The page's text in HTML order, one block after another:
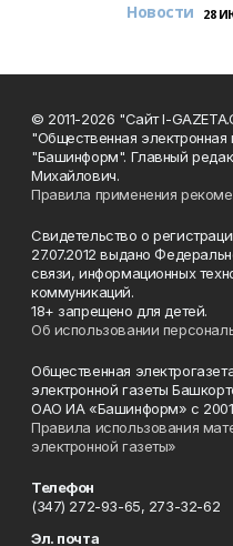
Новости 28
© 2011-2026 "Сайт I-
"Общественная
"Башинформ". Главный
Михайлович.
Правила применения
Свидетельство о
27.07.2012 выдано
связи, информационных
коммуникаций.
18+ запрещено для детей.
Об использовании
Общественная
электронной газеты
ОАО ИА «Башинформ» с 2001
Правила использования
электронной газеты»
Телефон
(347) 272-93-65, 273-32-62
Эл. почта